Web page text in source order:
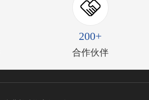
200+
合作伙伴